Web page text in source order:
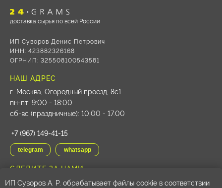
НАШ АДРЕС
г. Москва, Огородный проезд, 8с1
пн-пт: 9:00 - 18:00
сб-вс (праздничные): 10.00 - 17.00
СЛЕДИТЕ ЗА НАМИ
доставка сырья по всей России
ИП Суворов Денис Петрович
ИНН: 423882326168
ОГРНИП: 325508100543581
+7 (967) 149-41-15
telegram whatsapp
ИП Суворов А. Р. обрабатывает файлы cookie в соответствии